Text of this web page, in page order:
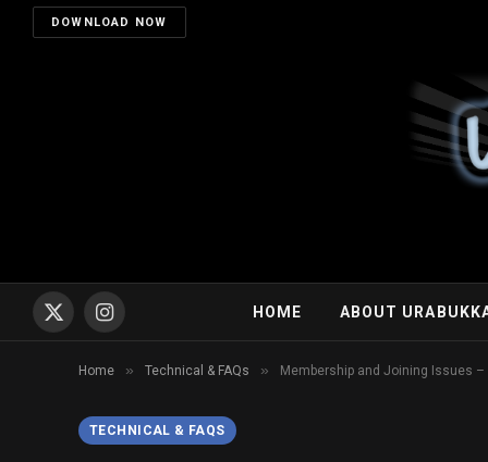
DOWNLOAD NOW
X
(Twitter)
Instagram
HOME ABOUT
Home » Technical & FAQs » Membership and Joining Issues
TECHNICAL & FAQS